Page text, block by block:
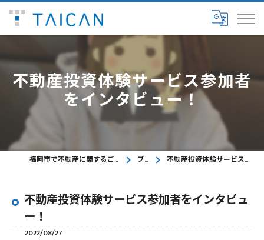
不動産投資体験サービス参加者
をインタビュー！
福岡市で不動産に関するご相談ならTAICAN株式会社 ブログ 不動産投資体験サービス参加者をインタビュー！
不動産投資体験サービス参加者をインタビュ
ー！
2022/08/27